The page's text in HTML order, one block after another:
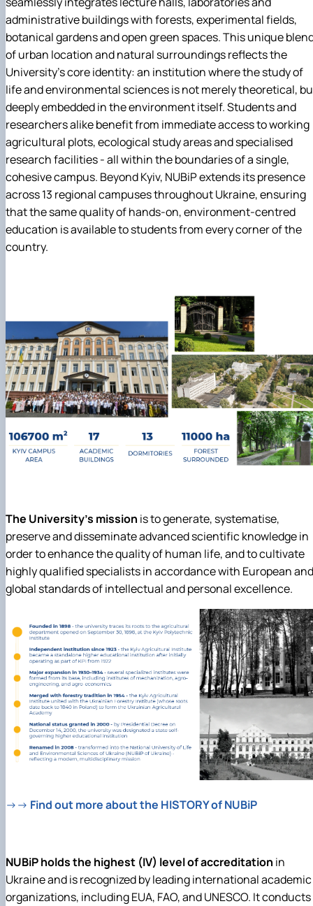
administrative buildings with forests, experimental fields,
botanical gardens and open green spaces. This unique
of urban location and natural surroundings reflects the
University's core identity: an institution where the study of
life and environmental sciences is not merely theoretical,
deeply embedded in the environment itself. Students and
researchers alike benefit from immediate access to working
agricultural plots, ecological study areas and specialised
research facilities - all within the boundaries of a single,
cohesive campus. Beyond Kyiv, NUBiP extends its presence
across 13 regional campuses throughout Ukraine, ensuring
that the same quality of hands-on, environment-centred
education is available to students from every corner of the
country.
The University's mission is to generate, systematise,
preserve and disseminate advanced scientific knowledge in
order to enhance the quality of human life, and to cultivate
highly qualified specialists in accordance with European and
global standards of intellectual and personal excellence.
→→ Find out more about the HISTORY of NUBiP
NUBiP holds the highest (IV) level of accreditation in
Ukraine and is recognized by leading international academic
organizations, including EUA, FAO, and UNESCO. Itconducts